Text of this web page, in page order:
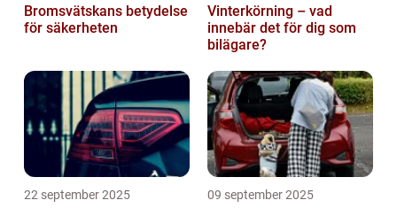
Bromsvätskans betydelse
för säkerheten
Vinterkörning – vad
innebär det för dig som
bilägare?
22 september 2025 09 september 2025